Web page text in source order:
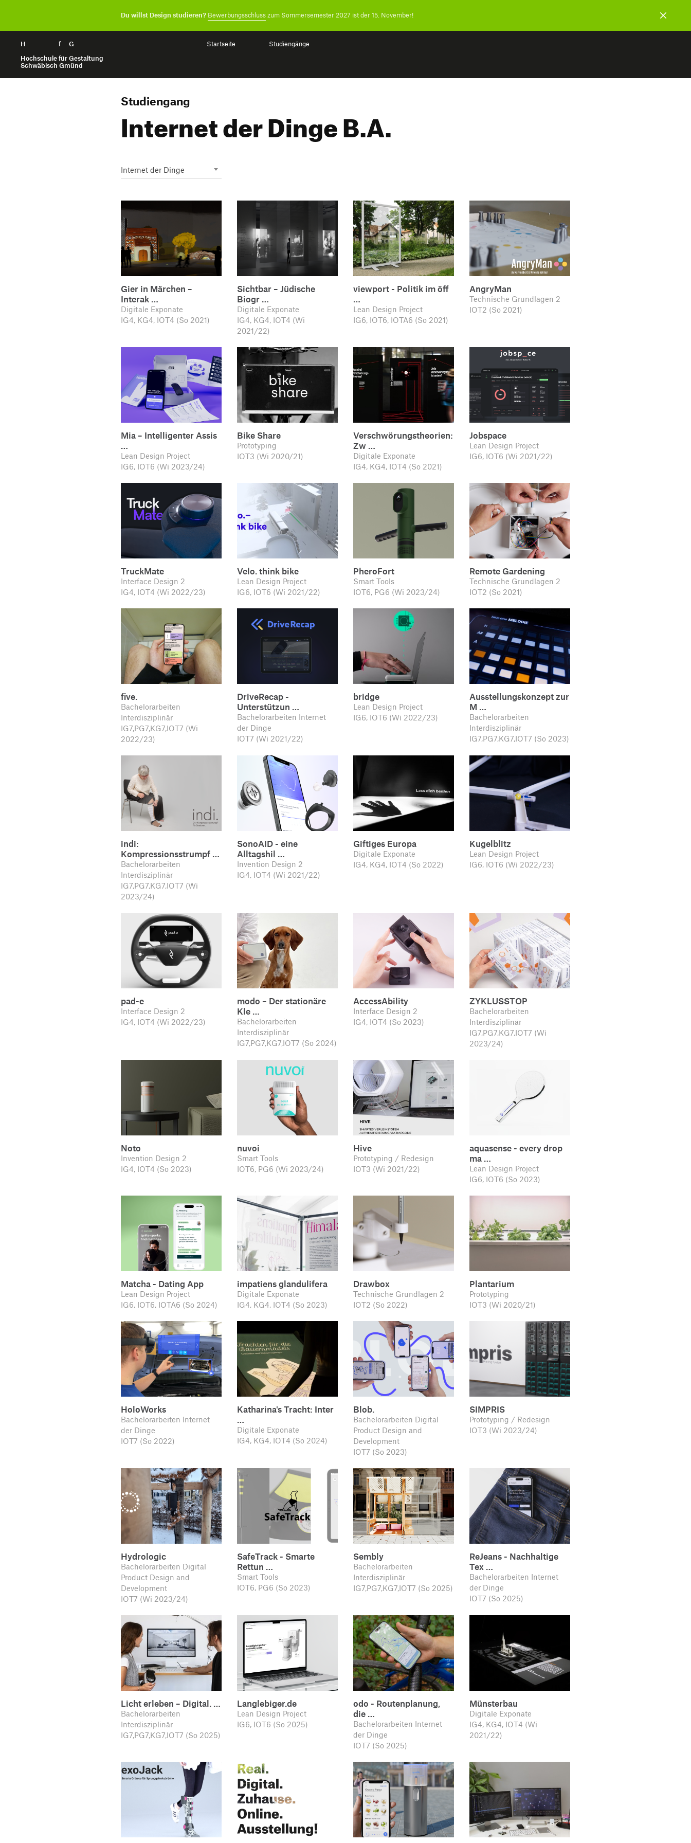
H f
G
Hochschule für Gestaltung
Schwäbisch Gmünd
Zum Seiteninhalt springen Startseite Studiengänge
Du willst Design studieren? Bewerbungsschlusszum Sommersemester 2027 ist der 15. November!
Studiengang
Internet der Dinge B.A.
Internet der Dinge
Gier in Märchen –
Interak …
Digitale Exponate
IG4, KG4, IOT4 (So 2021)
Sichtbar – Jüdische
Biogr …
Digitale Exponate
IG4, KG4, IOT4 (Wi
2021/22)
viewport - Politik im öff
…
Lean Design Project
IG6, IOT6, IOTA6 (So 2021)
AngryMan
Technische Grundlagen 2
IOT2 (So 2021)
Mia – Intelligenter Assis
…
Lean Design Project
IG6, IOT6 (Wi 2023/24)
Bike Share
Prototyping
IOT3 (Wi 2020/21)
Verschwörungstheorien:
Zw …
Digitale Exponate
IG4, KG4, IOT4 (So 2021)
Jobspace
Lean Design Project
IG6, IOT6 (Wi 2021/22)
TruckMate
Interface Design 2
IG4, IOT4 (Wi 2022/23)
Velo. think bike
Lean Design Project
IG6, IOT6 (Wi 2021/22)
PheroFort
Smart Tools
IOT6, PG6 (Wi 2023/24)
Remote Gardening
Technische Grundlagen 2
IOT2 (So 2021)
five.
Bachelorarbeiten
Interdisziplinär
IG7,PG7,KG7,IOT7 (Wi
2022/23)
DriveRecap -
Unterstützun …
Bachelorarbeiten Internet
der Dinge
IOT7 (Wi 2021/22)
bridge
Lean Design Project
IG6, IOT6 (Wi 2022/23)
Ausstellungskonzept zur
M …
Bachelorarbeiten
Interdisziplinär
IG7,PG7,KG7,IOT7 (So 2023)
indi:
Kompressionsstrumpf …
Bachelorarbeiten
Interdisziplinär
IG7,PG7,KG7,IOT7 (Wi
2023/24)
SonoAID - eine
Alltagshil …
Invention Design 2
IG4, IOT4 (Wi 2021/22)
Giftiges Europa
Digitale Exponate
IG4, KG4, IOT4 (So 2022)
Kugelblitz
Lean Design Project
IG6, IOT6 (Wi 2022/23)
pad-e
Interface Design 2
IG4, IOT4 (Wi 2022/23)
modo – Der stationäre
Kle …
Bachelorarbeiten
Interdisziplinär
IG7,PG7,KG7,IOT7 (So 2024)
AccessAbility
Interface Design 2
IG4, IOT4 (So 2023)
ZYKLUSSTOP
Bachelorarbeiten
Interdisziplinär
IG7,PG7,KG7,IOT7 (Wi
2023/24)
Noto
Invention Design 2
IG4, IOT4 (So 2023)
nuvoi
Smart Tools
IOT6, PG6 (Wi 2023/24)
Hive
Prototyping / Redesign
IOT3 (Wi 2021/22)
aquasense - every drop
ma …
Lean Design Project
IG6, IOT6 (So 2023)
Matcha - Dating App
Lean Design Project
IG6, IOT6, IOTA6 (So 2024)
impatiens glandulifera
Digitale Exponate
IG4, KG4, IOT4 (So 2023)
Drawbox
Technische Grundlagen 2
IOT2 (So 2022)
Plantarium
Prototyping
IOT3 (Wi 2020/21)
HoloWorks
Bachelorarbeiten Internet
der Dinge
IOT7 (So 2022)
Katharina's Tracht: Inter
…
Digitale Exponate
IG4, KG4, IOT4 (So 2024)
Blob.
Bachelorarbeiten Digital
Product Design and
Development
IOT7 (So 2023)
SIMPRIS
Prototyping / Redesign
IOT3 (Wi 2023/24)
Hydrologic
Bachelorarbeiten Digital
Product Design and
Development
IOT7 (Wi 2023/24)
SafeTrack - Smarte
Rettun …
Smart Tools
IOT6, PG6 (So 2023)
Sembly
Bachelorarbeiten
Interdisziplinär
IG7,PG7,KG7,IOT7 (So 2025)
ReJeans - Nachhaltige
Tex …
Bachelorarbeiten Internet
der Dinge
IOT7 (So 2025)
Licht erleben – Digital. …
Bachelorarbeiten
Interdisziplinär
IG7,PG7,KG7,IOT7 (So 2025)
Langlebiger.de
Lean Design Project
IG6, IOT6 (So 2025)
odo - Routenplanung,
die …
Bachelorarbeiten Internet
der Dinge
IOT7 (So 2025)
Münsterbau
Digitale Exponate
IG4, KG4, IOT4 (Wi
2021/22)